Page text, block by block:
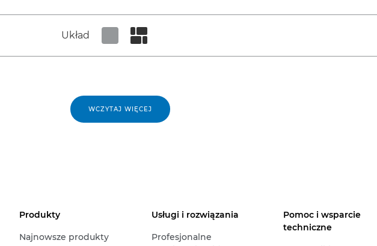
Układ
WCZYTAJ WIĘCEJ
Produkty
Najnowsze produkty
Usługi i rozwiązania
Profesjonalne
Pomoc i wsparcie
techniczne